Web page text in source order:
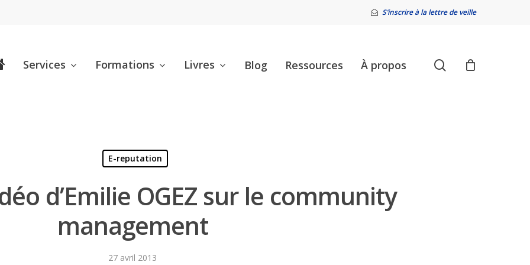
S’inscrire à la lettre de veille
Services Formations Livres Blog Ressources À propos search
E-reputation
d’Emilie OGEZ sur le community
management
27 avril 2013